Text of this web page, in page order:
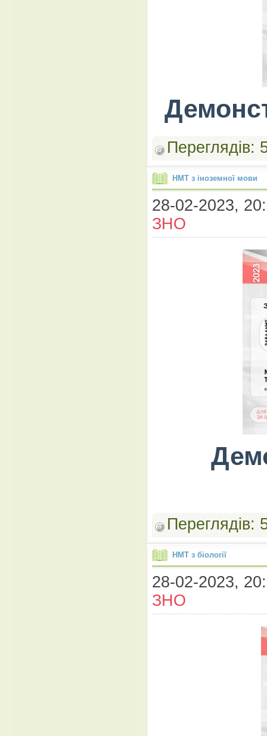
НМТ з іноземної мови
28-02-2023,
ЗНО
НМТ з біології
28-02-2023,
ЗНО